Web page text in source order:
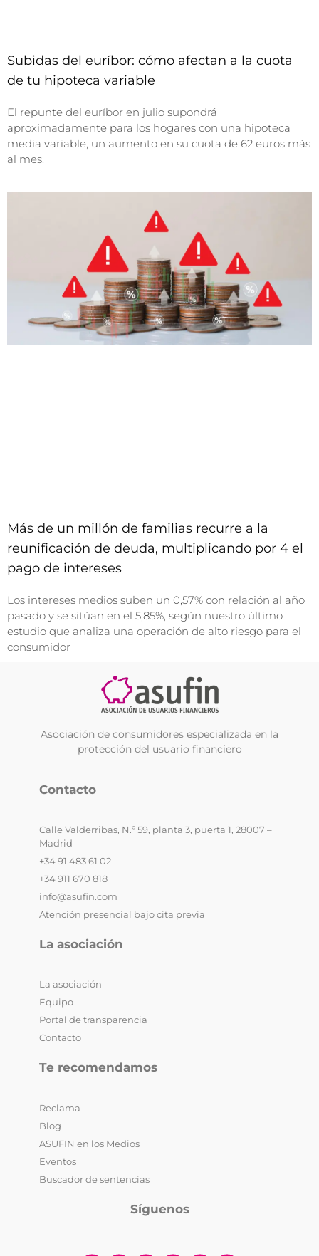
Subidas del euríbor: cómo afectan a la cuota
de tu hipoteca variable
El repunte del euríbor en julio supondrá
aproximadamente para los hogares con una hipoteca
media variable, un aumento en su cuota de 62 euros más
al mes.
Más de un millón de familias recurre a la
reunificación de deuda, multiplicando por 4 el
pago de intereses
Los intereses medios suben un 0,57% con relación al año
pasado y se sitúan en el 5,85%, según nuestro último
estudio que analiza una operación de alto riesgo para el
consumidor
Asociación de consumidores especializada en la
protección del usuario financiero
Contacto
Calle Valderribas, N.º 59, planta 3, puerta 1, 28007 –
Madrid
+34 91 483 61 02
+34 911 670 818
info@asufin.com
Atención presencial bajo cita previa
La asociación
La asociación
Equipo
Portal de transparencia
Contacto
Te recomendamos
Reclama
Blog
ASUFIN en los Medios
Eventos
Buscador de sentencias
Síguenos